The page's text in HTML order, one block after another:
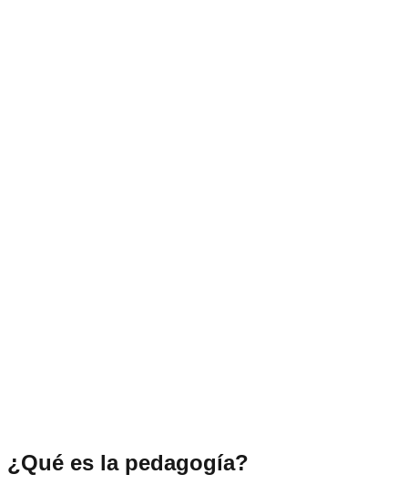
¿Qué es la pedagogía?